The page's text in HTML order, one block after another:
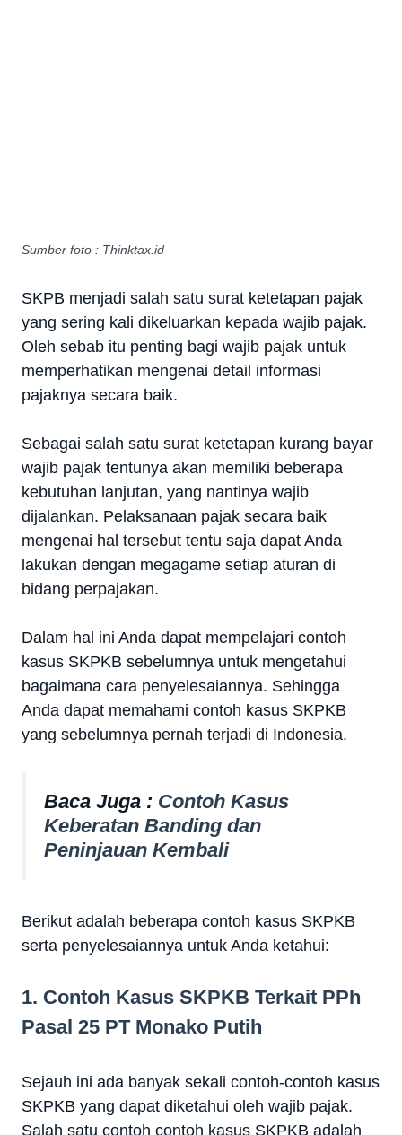
Sumber foto : Thinktax.id
SKPB menjadi salah satu surat ketetapan pajak
yang sering kali dikeluarkan kepada wajib pajak.
Oleh sebab itu penting bagi wajib pajak untuk
memperhatikan mengenai detail informasi
pajaknya secara baik.
Sebagai salah satu surat ketetapan kurang bayar
wajib pajak tentunya akan memiliki beberapa
kebutuhan lanjutan, yang nantinya wajib
dijalankan. Pelaksanaan pajak secara baik
mengenai hal tersebut tentu saja dapat Anda
lakukan dengan megagame setiap aturan di
bidang perpajakan.
Dalam hal ini Anda dapat mempelajari contoh
kasus SKPKB sebelumnya untuk mengetahui
bagaimana cara penyelesaiannya. Sehingga
Anda dapat memahami contoh kasus SKPKB
yang sebelumnya pernah terjadi di Indonesia.
Baca Juga : Contoh Kasus
Keberatan Banding dan
Peninjauan Kembali
Berikut adalah beberapa contoh kasus SKPKB
serta penyelesaiannya untuk Anda ketahui:
1. Contoh Kasus SKPKB Terkait PPh
Pasal 25 PT Monako Putih
Sejauh ini ada banyak sekali contoh-contoh kasus
SKPKB yang dapat diketahui oleh wajib pajak.
Salah satu contoh contoh kasus SKPKB adalah